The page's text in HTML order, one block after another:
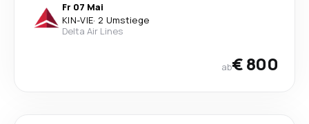
Fr 07 Mai
KIN-VIE· 2 Umstiege
Delta Air Lines
ab€ 800